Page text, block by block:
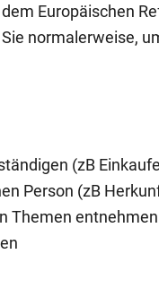
Europäischen
normalerweise,
(zB
Person (zB
Themen entnehmen